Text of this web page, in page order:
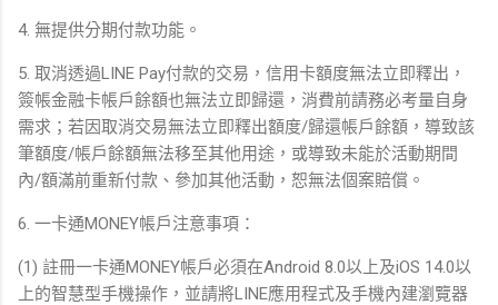
4. 無提供分期付款功能。
5. 取消透過LINE Pay付款的交易，信用卡額度無法立即釋出，
簽帳金融卡帳戶餘額也無法立即歸還，消費前請務必考量自身
需求；若因取消交易無法立即釋出額度/歸還帳戶餘額，導致該
筆額度/帳戶餘額無法移至其他用途，或導致未能於活動期間
內/額滿前重新付款、參加其他活動，恕無法個案賠償。
6. 一卡通MONEY帳戶注意事項：
(1) 註冊一卡通MONEY帳戶必須在Android 8.0以上及iOS 14.0以
上的智慧型手機操作，並請將LINE應用程式及手機內建瀏覽器